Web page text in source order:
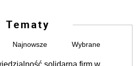
Tematy
Najnowsze Wybrane
solidarna firm w